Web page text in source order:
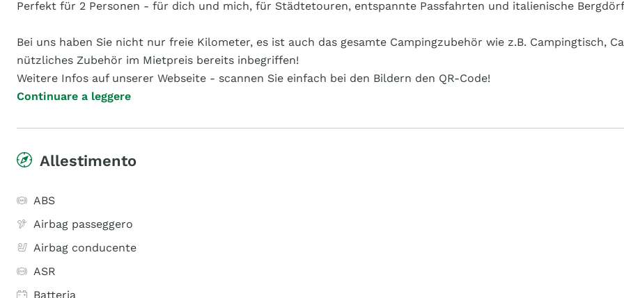
Perfekt für 2 Personen - für dich und mich, für Städtetouren, entspannte Passfahrten und italienische
Bei uns haben Sie nicht nur freie Kilometer, es ist auch das gesamte Campingzubehör wie z.B. Campingtisch,
nützliches Zubehör im Mietpreis bereits inbegriffen!
Weitere Infos auf unserer Webseite - scannen Sie einfach bei den Bildern den QR-Code!
Continuare a leggere
Allestimento
ABS
Airbag passeggero
Airbag conducente
ASR
Batteria